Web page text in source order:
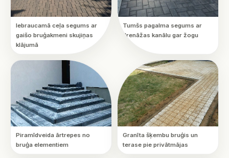
Iebraucamā ceļa segums ar
gaišo bruģakmeni skujiņas
klājumā
Tumšs pagalma segums ar
drenāžas kanālu gar žogu
Piramīdveida ārtrepes no
bruģa elementiem
Granīta šķembu bruģis un
terase pie privātmājas